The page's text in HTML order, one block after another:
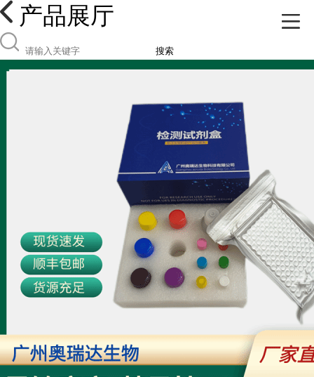
产品展厅
搜索